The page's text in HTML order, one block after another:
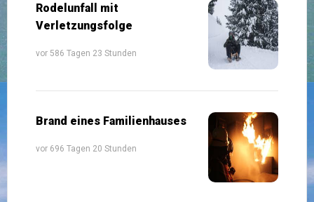
Rodelunfall mit
Verletzungsfolge
vor 586 Tagen 23 Stunden
Brand eines Familienhauses
vor 696 Tagen 20 Stunden